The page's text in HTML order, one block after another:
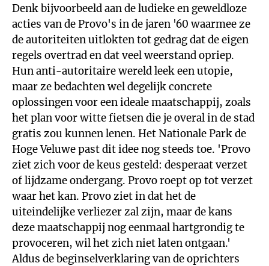
Denk bijvoorbeeld aan de ludieke en geweldloze
acties van de Provo's in de jaren '60 waarmee ze
de autoriteiten uitlokten tot gedrag dat de eigen
regels overtrad en dat veel weerstand opriep.
Hun anti-autoritaire wereld leek een utopie,
maar ze bedachten wel degelijk concrete
oplossingen voor een ideale maatschappij, zoals
het plan voor witte fietsen die je overal in de stad
gratis zou kunnen lenen. Het Nationale Park de
Hoge Veluwe past dit idee nog steeds toe. 'Provo
ziet zich voor de keus gesteld: desperaat verzet
of lijdzame ondergang. Provo roept op tot verzet
waar het kan. Provo ziet in dat het de
uiteindelijke verliezer zal zijn, maar de kans
deze maatschappij nog eenmaal hartgrondig te
provoceren, wil het zich niet laten ontgaan.'
Aldus de beginselverklaring van de oprichters